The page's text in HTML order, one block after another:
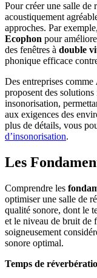
Pour créer une salle de
acoustiquement
approches. Par
Ecophon pour
des fenêtres à double
phonique efficace
Des entreprises comme
proposent des
insonorisation,
aux exigences des
plus de détails, vous
d’insonorisation.
Les
Comprendre les
optimiser une salle de
qualité sonore, dont le
et le niveau de bruit de
soigneusement
sonore optimal.
Temps de